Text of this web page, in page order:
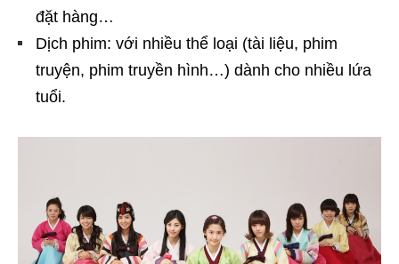
đặt hàng…
Dịch phim: với nhiều thể loại (tài liệu, phim
truyện, phim truyền hình…) dành cho nhiều lứa
tuổi.